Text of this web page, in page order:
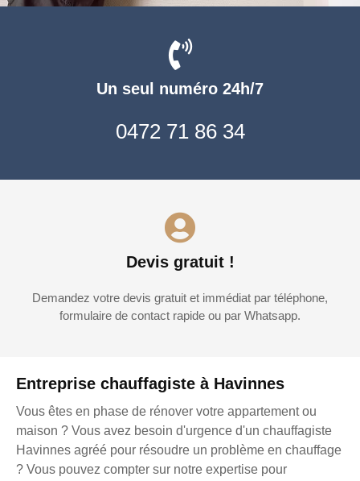
Entreprise chauffagiste à Havinnes
Vous êtes en phase de rénover votre appartement ou
maison ? Vous avez besoin d'urgence d'un chauffagiste
Havinnes agréé pour résoudre un problème en chauffage
? Vous pouvez compter sur notre expertise pour
Un seul numéro 24h/7
0472 71 86 34
Devis gratuit !
Demandez votre devis gratuit et immédiat par téléphone,
formulaire de contact rapide ou par Whatsapp.